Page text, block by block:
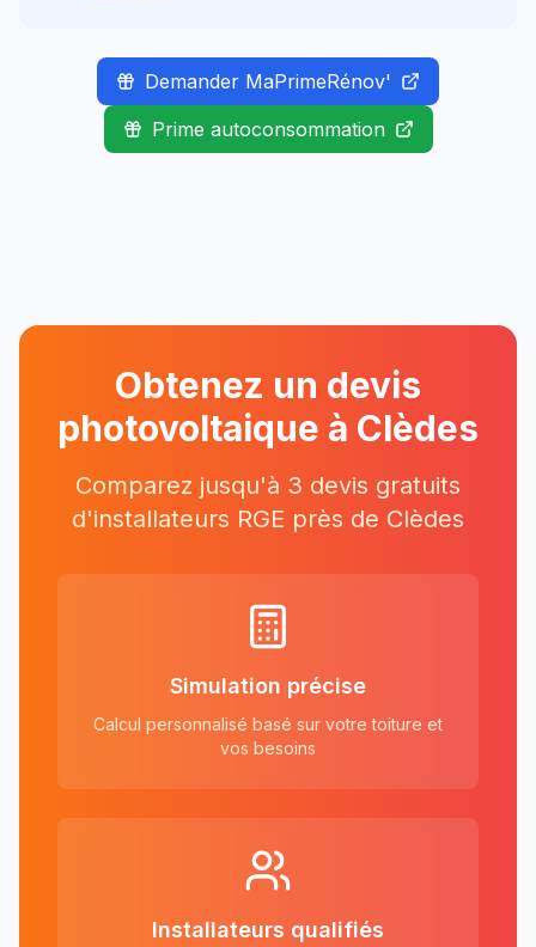
Demander MaPrimeRénov'
Prime autoconsommation
Obtenez un devis
photovoltaique à Clèdes
Comparez jusqu'à 3 devis gratuits
d'installateurs RGE près de Clèdes
Simulation précise
Calcul personnalisé basé sur votre toiture et
vos besoins
Installateurs qualifiés